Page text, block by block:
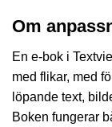
Om
En e-bok i
med flikar, med
löpande text,
Boken fungerar